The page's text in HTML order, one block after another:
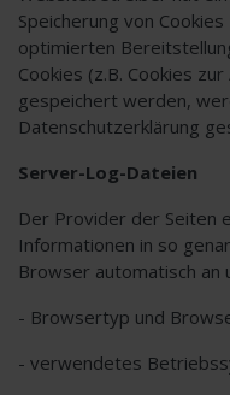
Speicherung von
optimierten
Cookies (z.B. Cookies
gespeichert werden,
Datenschutzerklärung
Server-Log-Dateien
Der Provider der Seiten
Informationen in so
Browser automatisch an
- Browsertyp und
- verwendetes